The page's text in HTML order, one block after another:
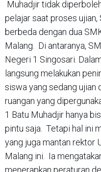
Muhadjir tidak
pelajar saat proses
berbeda dengan dua
Malang. Di antaranya,
Negeri 1 Singosari.
langsung melakukan
siswa yang sedang ujian
ruangan yang
1 Batu Muhadjir hanya
pintu saja. Tetapi hal ini
yang juga mantan rektor
Malang ini. Ia
menerapkan peraturan